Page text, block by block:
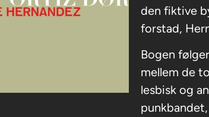
den fiktive
forstad,
Bogen
mellem de
lesbisk og